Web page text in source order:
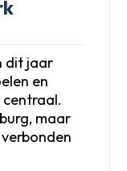
dit jaar
en
centraal.
maar